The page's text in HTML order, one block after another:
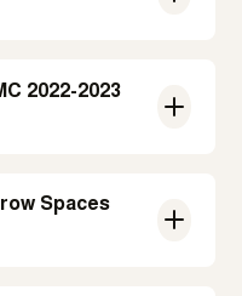
2022-2023
Spaces